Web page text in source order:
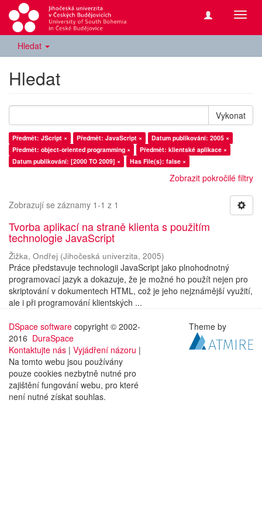
Hledat
Hledat
Vykonat
Předmět: JScript × Předmět: JavaScript ×
Datum publikování: 2005 ×
Předmět: object-oriented programming ×
Předmět: klientské aplikace ×
Datum publikování: [2000 TO 2009] ×
Has File(s): false ×
Zobrazit pokročilé filtry
Zobrazují se záznamy 1-1 z 1
Tvorba aplikací na straně klienta s použitím
technologie JavaScript
Žižka, Ondřej (Jihočeská univerzita, 2005)
Práce představuje technologii JavaScript jako plnohodnotný
programovací jazyk a dokazuje, že je možné ho použít nejen pro
skriptování v dokumentech HTML, což je jeho nejznámější využití,
ale i při programování klientských ...
DSpace software copyright © 2002-
2016 DuraSpace
Kontaktujte nás | Vyjádření názoru |
Na tomto webu jsou používány
pouze cookies nezbytně nutné pro
zajištění fungování webu, pro které
není nutné získat souhlas.
Theme by